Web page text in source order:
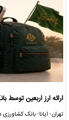
ارائه ارز اربعین توسط
تهران- ایانا- بانک